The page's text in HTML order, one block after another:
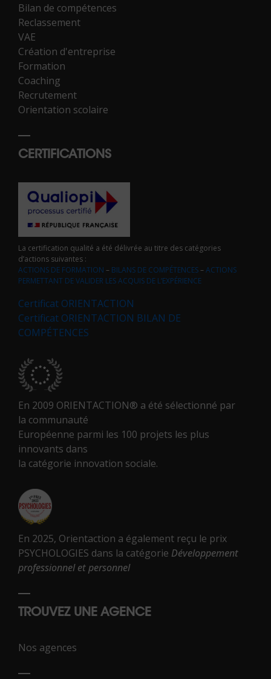
Bilan de compétences
Reclassement
VAE
Création d'entreprise
Formation
Coaching
Recrutement
Orientation scolaire
CERTIFICATIONS
La certification qualité a été délivrée au titre des catégories
d’actions suivantes :
ACTIONS DE FORMATION – BILANS DE COMPÉTENCES–ACTIONS
PERMETTANT DE VALIDER LES ACQUIS DE L’EXPÉRIENCE
Certificat ORIENTACTION
Certificat ORIENTACTION BILAN DE
COMPÉTENCES
En 2009 ORIENTACTION® a été sélectionné par
la communauté
Européenne parmi les 100 projets les plus
innovants dans
la catégorie innovation sociale.
En 2025, Orientaction a également reçu le prix
PSYCHOLOGIES dans la catégorie Développement
professionnel et personnel
TROUVEZ UNE AGENCE
Nos agences